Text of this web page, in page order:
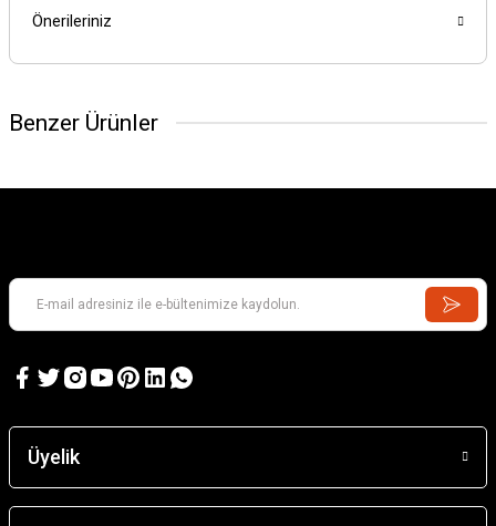
Önerileriniz
Benzer Ürünler
Üyelik